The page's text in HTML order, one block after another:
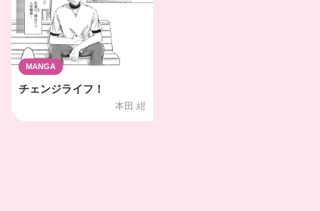
MANGA
チェンジライフ！
本田 紺